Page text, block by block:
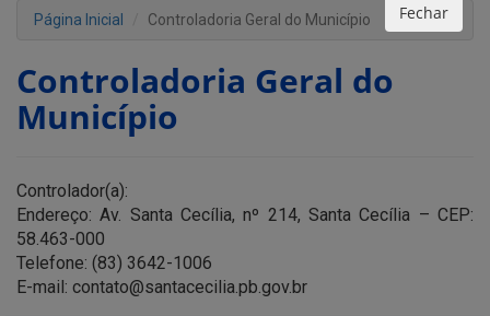
Página Inicial Controladoria Geral do Município
Controladoria Geral do
Município
Controlador(a):
Endereço: Av. Santa Cecília, nº 214, Santa Cecília – CEP:
58.463-000
Telefone: (83) 3642-1006
E-mail: contato@santacecilia.pb.gov.br
Fechar